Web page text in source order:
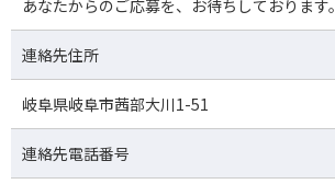
あなたからのご応募を、お待ちしております。
連絡先住所
岐阜県岐阜市茜部大川1-51
連絡先電話番号